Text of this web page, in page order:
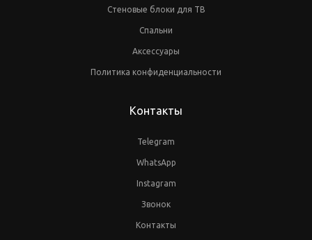
Стеновые блоки для ТВ
Спальни
Аксессуары
Политика конфиденциальности
Контакты
Telegram
WhatsApp
Instagram
Звонок
Контакты